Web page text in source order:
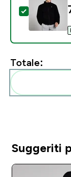
Seleziona
Totale:
Suggeriti